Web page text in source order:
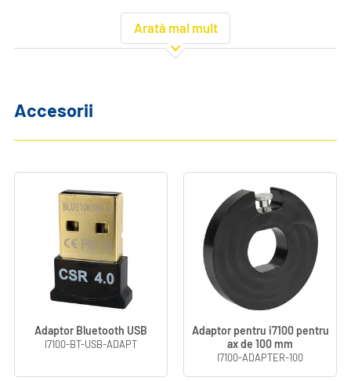
Germania
Înălțime (mm)
289.56 mm
Adâncime (mm)
459.74 mm
Greutate (kg)
Dimensiune ecran
52.00 x 92.00 mm
Înălțime min.
etichetă (mm)
4.00 mm
Lățime min. etichetă 4.00 mm
Dimensiuni
251,46 mm (lățime) x 289,56 mm (înălțime) x
459,74 mm (adâncime)
Accesorii
Adaptor Bluetooth USB
I7100-BT-USB-ADAPT
Adaptor pentru i7100 pentru
ax de 100 mm
I7100-ADAPTER-100